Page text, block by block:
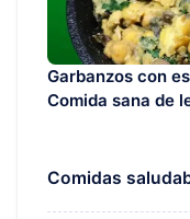
Garbanzos con
Comida sana de
Comidas